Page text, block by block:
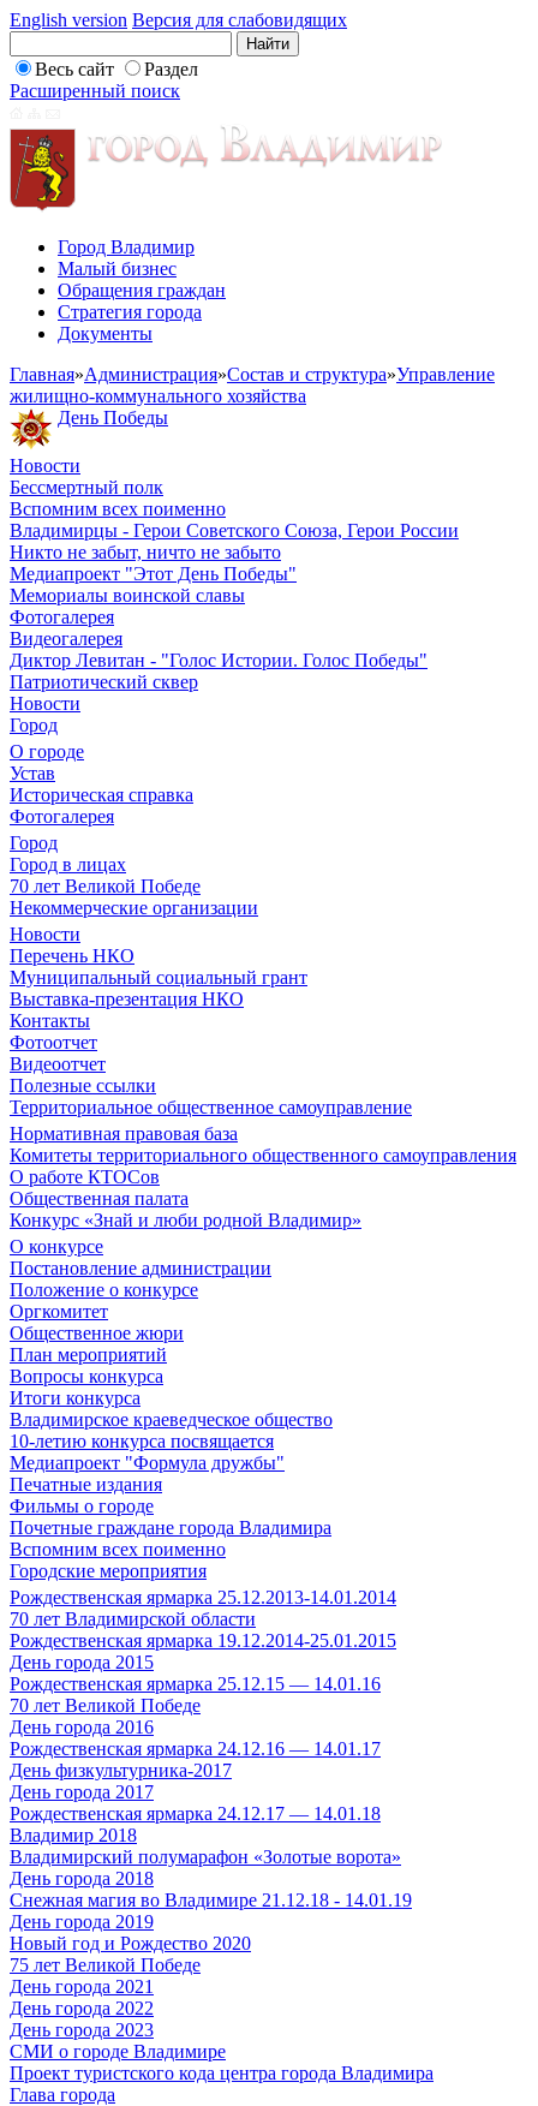
English version Версия для слабовидящих
Весь сайт
Раздел
Расширенный поиск
Город Владимир
Малый бизнес
Обращения граждан
Стратегия города
Документы
Главная»Администрация»Состав и структура»Управление
жилищно-коммунального хозяйства
День Победы
Новости
Бессмертный полк
Вспомним всех поименно
Владимирцы - Герои Советского Союза, Герои России
Никто не забыт, ничто не забыто
Медиапроект "Этот День Победы"
Мемориалы воинской славы
Фотогалерея
Видеогалерея
Диктор Левитан - "Голос Истории. Голос Победы"
Патриотический сквер
Новости
Город
О городе
Устав
Историческая справка
Фотогалерея
Город
Город в лицах
70 лет Великой Победе
Некоммерческие организации
Новости
Перечень НКО
Муниципальный социальный грант
Выставка-презентация НКО
Контакты
Фотоотчет
Видеоотчет
Полезные ссылки
Территориальное общественное самоуправление
Нормативная правовая база
Комитеты территориального общественного самоуправления
О работе КТОСов
Общественная палата
Конкурс «Знай и люби родной Владимир»
О конкурсе
Постановление администрации
Положение о конкурсе
Оргкомитет
Общественное жюри
План мероприятий
Вопросы конкурса
Итоги конкурса
Владимирское краеведческое общество
10-летию конкурса посвящается
Медиапроект "Формула дружбы"
Печатные издания
Фильмы о городе
Почетные граждане города Владимира
Вспомним всех поименно
Городские мероприятия
Рождественская ярмарка 25.12.2013-14.01.2014
70 лет Владимирской области
Рождественская ярмарка 19.12.2014-25.01.2015
День города 2015
Рождественская ярмарка 25.12.15 — 14.01.16
70 лет Великой Победе
День города 2016
Рождественская ярмарка 24.12.16 — 14.01.17
День физкультурника-2017
День города 2017
Рождественская ярмарка 24.12.17 — 14.01.18
Владимир 2018
Владимирский полумарафон «Золотые ворота»
День города 2018
Снежная магия во Владимире 21.12.18 - 14.01.19
День города 2019
Новый год и Рождество 2020
75 лет Великой Победе
День города 2021
День города 2022
День города 2023
СМИ о городе Владимире
Проект туристского кода центра города Владимира
Глава города